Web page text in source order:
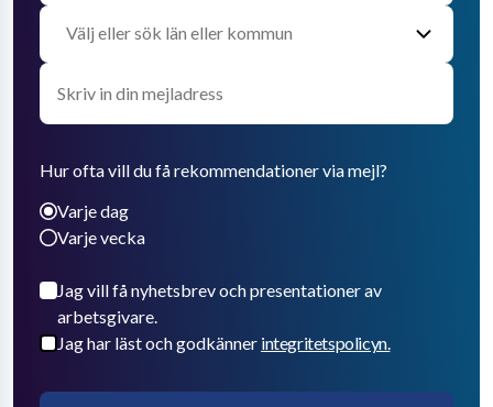
Hur ofta vill du få rekommendationer via mejl?
Varje dag
Varje vecka
Jag vill få nyhetsbrev och presentationer av
arbetsgivare.
Jag har läst och godkänner integritetspolicyn.